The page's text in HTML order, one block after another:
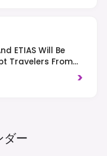
ETIAS Will Be
Travelers From
>
ダー